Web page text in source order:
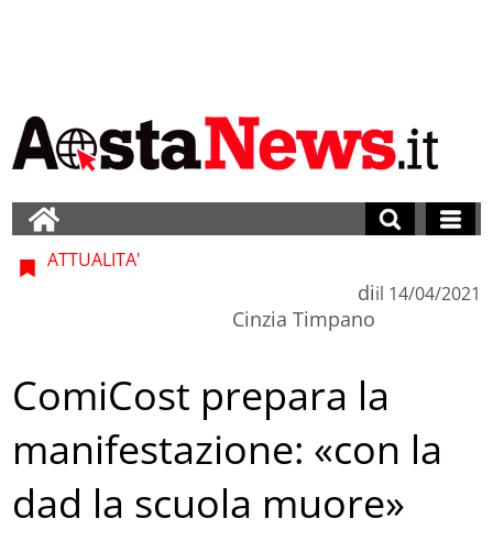
ATTUALITA'
di
Cinzia Timpano
il 14/04/2021
ComiCost prepara la
manifestazione: «con la
dad la scuola muore»